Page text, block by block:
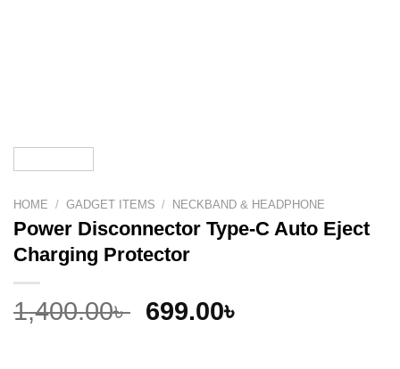
HOME / GADGET ITEMS / NECKBAND & HEADPHONE
Power Disconnector Type-C Auto Eject
Charging Protector
1,400.00৳ Original
699.00৳